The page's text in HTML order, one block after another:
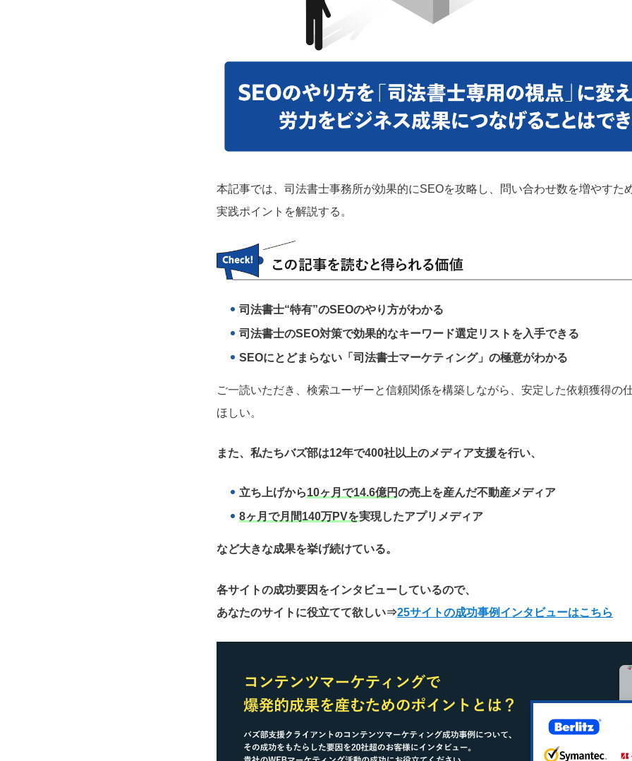
本記事では、司法書士事務所が効果的にSEOを攻略し、問い合わせ数を増やすた
実践ポイントを解説する。
司法書士“特有”のSEOのやり方がわかる
司法書士のSEO対策で効果的なキーワード選定リストを入手できる
SEOにとどまらない「司法書士マーケティング」の極意がわかる
ご一読いただき、検索ユーザーと信頼関係を構築しながら、安定した依頼獲得の
ほしい。
また、私たちバズ部は12年で400社以上のメディア支援を行い、
立ち上げから10ヶ月で14.6億円の売上を産んだ不動産メディア
8ヶ月で月間140万PVを実現したアプリメディア
など大きな成果を挙げ続けている。
各サイトの成功要因をインタビューしているので、
あなたのサイトに役立てて欲しい⇒25サイトの成功事例インタビューはこちら